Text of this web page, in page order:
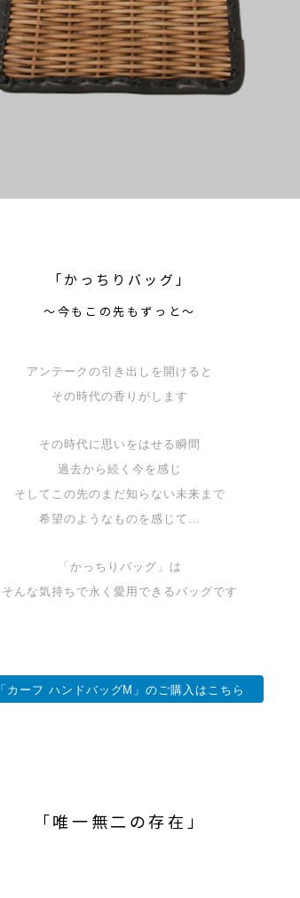
「かっちりバッグ」
〜今もこの先もずっと〜
アンテークの引き出しを開けると
その時代の香りがします
その時代に思いをはせる瞬間
過去から続く今を感じ
そしてこの先のまだ知らない未来まで
希望のようなものを感じて…
「かっちりバッグ」は
そんな気持ちで永く愛用できるバッグです
「カーフ ハンドバッグM」のご購入はこちら
「唯一無二の存在」